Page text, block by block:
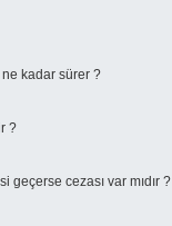
kadar sürer ?
?
geçerse cezası var mıdır ?